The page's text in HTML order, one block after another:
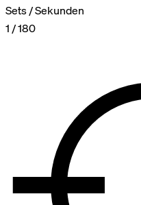
Sets / Sekunden
1 / 180